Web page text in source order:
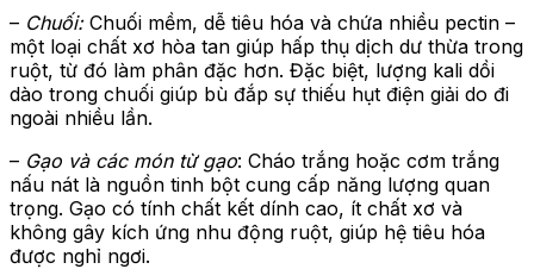
– Chuối:Chuối mềm, dễ tiêu hóa và chứa nhiều pectin –
một loại chất xơ hòa tan giúp hấp thụ dịch dư thừa trong
ruột, từ đó làm phân đặc hơn. Đặc biệt, lượng kali dồi
dào trong chuối giúp bù đắp sự thiếu hụt điện giải do đi
ngoài nhiều lần.
– Gạo và các món từ gạo: Cháo trắng hoặc cơm trắng
nấu nát là nguồn tinh bột cung cấp năng lượng quan
trọng. Gạo có tính chất kết dính cao, ít chất xơ và
không gây kích ứng nhu động ruột, giúp hệ tiêu hóa
được nghỉ ngơi.